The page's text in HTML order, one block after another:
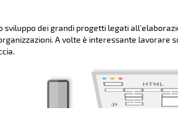
dei grandi progetti legati
A volte è interessante lavorare